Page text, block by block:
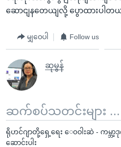
ဆောငျနတေယျလို့ ပွောထားပါတယ
မျှဝေပါ Follow us
ဆုမွန်
ဆက်စပ်သတင်းများ ...
ရိုဟင်ဂျာတို့ရှေ့ရေး ေ၀ဝါးဆဲ - ကမ္ဘာ့
ဆောင်းပါး